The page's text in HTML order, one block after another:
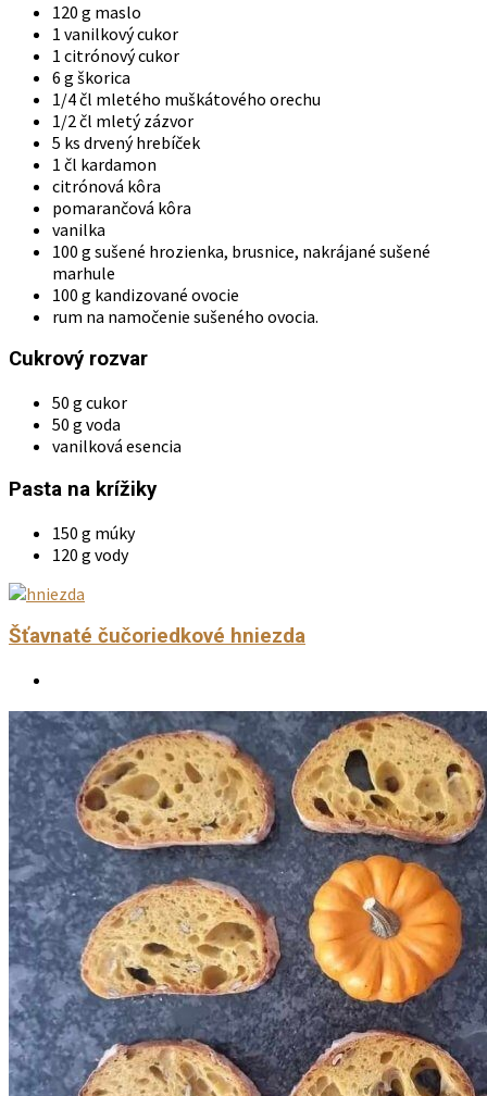
120 g maslo
1 vanilkový cukor
1 citrónový cukor
6 g škorica
1/4 čl mletého muškátového orechu
1/2 čl mletý zázvor
5 ks drvený hrebíček
1 čl kardamon
citrónová kôra
pomarančová kôra
vanilka
100 g sušené hrozienka, brusnice, nakrájané sušené
marhule
100 g kandizované ovocie
rum na namočenie sušeného ovocia.
Cukrový rozvar
50 g cukor
50 g voda
vanilková esencia
Pasta na krížiky
150 g múky
120 g vody
Šťavnaté čučoriedkové hniezda